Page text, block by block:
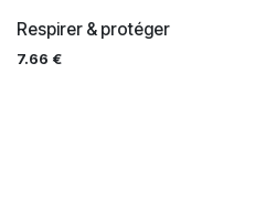
Respirer & protéger
7.66 €